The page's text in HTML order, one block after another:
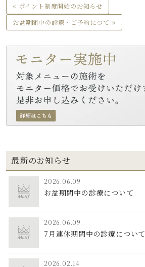
« ポイント制度開始のお知らせ
お盆期間中の診療・ご予約につて »
最新のお知らせ
2026.06.09
お盆期間中の診療について
2026.06.09
7月連休期間中の診療について
2026.02.14